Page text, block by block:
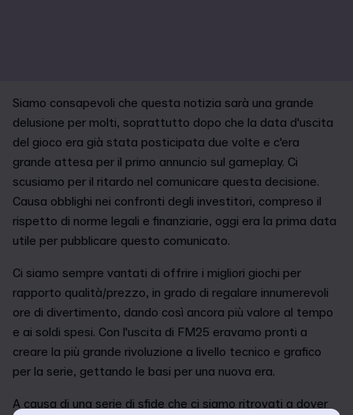
Siamo consapevoli che questa notizia sarà una grande
delusione per molti, soprattutto dopo che la data d'uscita
del gioco era già stata posticipata due volte e c'era
grande attesa per il primo annuncio sul gameplay. Ci
scusiamo per il ritardo nel comunicare questa decisione.
Causa obblighi nei confronti degli investitori, compreso il
rispetto di norme legali e finanziarie, oggi era la prima data
utile per pubblicare questo comunicato.
Ci siamo sempre vantati di offrire i migliori giochi per
rapporto qualità/prezzo, in grado di regalare innumerevoli
ore di divertimento, dando così ancora più valore al tempo
e ai soldi spesi. Con l'uscita di FM25 eravamo pronti a
creare la più grande rivoluzione a livello tecnico e grafico
per la serie, gettando le basi per una nuova era.
A causa di una serie di sfide che ci siamo ritrovati a dover